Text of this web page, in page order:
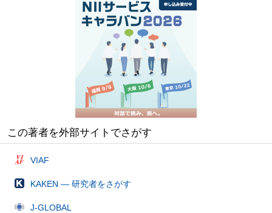
この著者を外部サイトでさがす
VIAF
KAKEN — 研究者をさがす
J-GLOBAL